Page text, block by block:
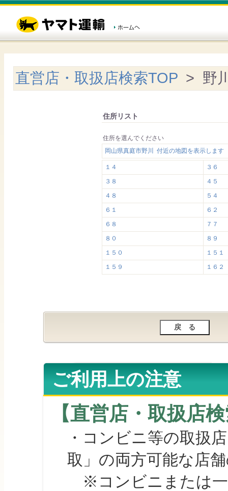
直営店・取扱店検索TOP > 野
住所リスト
住所を選んでください
岡山県真庭市野川 付近の地図を表示します
１４
３６
３８
４５
４８
５４
６１
６２
６８
７７
８０
８９
１５０
１５１
１５９
１６２
ご利用上の注意
【直営店・取扱店
・コンビニ等の取扱
取」の両方可能な店
※コンビニまたは一